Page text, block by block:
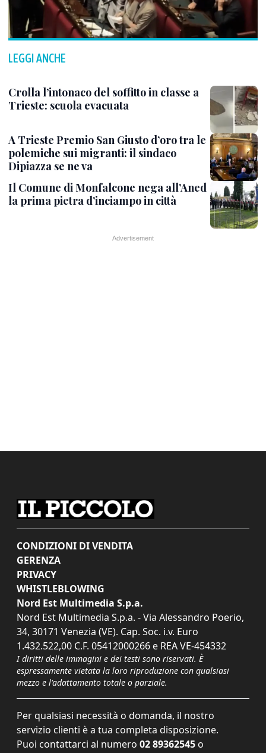
LEGGI ANCHE
Crolla l’intonaco del soffitto in classe a
Trieste: scuola evacuata
A Trieste Premio San Giusto d’oro tra le
polemiche sui migranti: il sindaco
Dipiazza se ne va
Il Comune di Monfalcone nega all’Aned
la prima pietra d’inciampo in città
CONDIZIONI DI VENDITA
GERENZA
PRIVACY
WHISTLEBLOWING
Nord Est Multimedia S.p.a.
Nord Est Multimedia S.p.a. - Via Alessandro Poerio,
34, 30171 Venezia (VE). Cap. Soc. i.v. Euro
1.432.522,00 C.F. 05412000266 e REA VE-454332
I diritti delle immagini e dei testi sono riservati. È
espressamente vietata la loro riproduzione con qualsiasi
mezzo e l'adattamento totale o parziale.
Per qualsiasi necessità o domanda, il nostro
servizio clienti è a tua completa disposizione.
Puoi contattarci al numero 02 89362545 o